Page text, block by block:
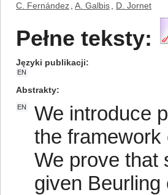
C. Fernández A. Galbis D. Jornet
Pełne teksty:
Języki publikacji
EN
Abstrakty
EN
We introduce
the
We prove that
given